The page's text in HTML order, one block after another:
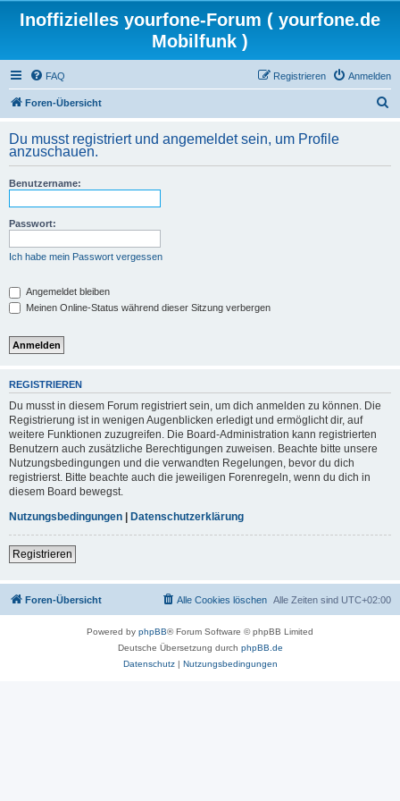
Inoffizielles yourfone-Forum ( yourfone.de
Mobilfunk )
FAQ Anmelden
Registrieren
Foren-Übersicht
h
Du musst registriert und angemeldet sein, um Profile
anzuschauen.
Benutzername:
Passwort:
Ich habe mein Passwort vergessen
Angemeldet bleiben
Meinen Online-Status während dieser Sitzung verbergen
REGISTRIEREN
Du musst in diesem Forum registriert sein, um dich anmelden zu können. Die
Registrierung ist in wenigen Augenblicken erledigt und ermöglicht dir, auf
weitere Funktionen zuzugreifen. Die Board-Administration kann registrierten
Benutzern auch zusätzliche Berechtigungen zuweisen. Beachte bitte unsere
Nutzungsbedingungen und die verwandten Regelungen, bevor du dich
registrierst. Bitte beachte auch die jeweiligen Forenregeln, wenn du dich in
diesem Board bewegst.
Nutzungsbedingungen | Datenschutzerklärung
Registrieren
Foren-Übersicht Alle Zeiten sind UTC+02:00
Alle Cookies löschen
Powered by phpBB® Forum Software © phpBB Limited
Deutsche Übersetzung durch phpBB.de
Datenschutz| Nutzungsbedingungen